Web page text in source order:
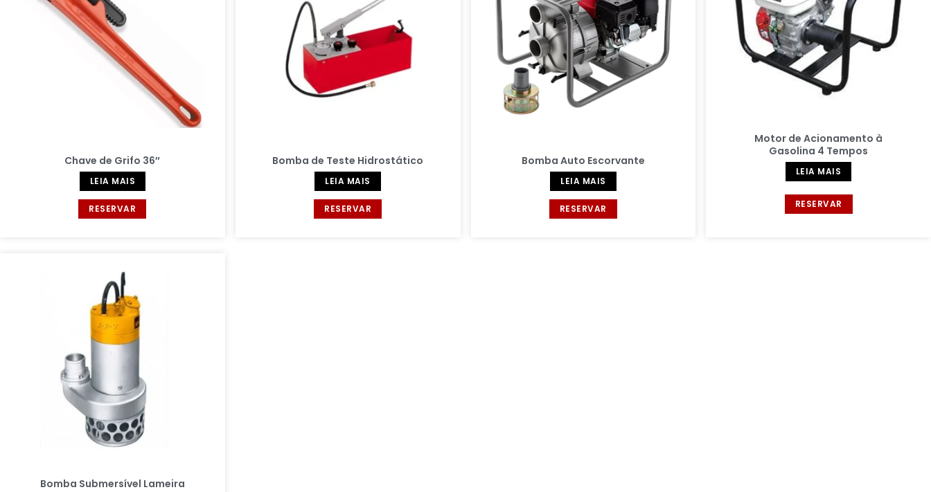
Chave de Grifo 36″
LEIA MAIS
RESERVAR
Bomba de Teste Hidrostático
LEIA MAIS
RESERVAR
Bomba Auto Escorvante
LEIA MAIS
RESERVAR
Motor de Acionamento à
Gasolina 4 Tempos
LEIA MAIS
RESERVAR
Bomba Submersível Lameira